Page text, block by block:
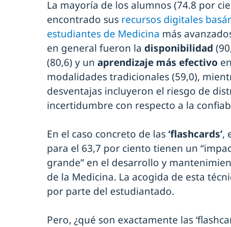
La mayoría de los alumnos (74.8 por
encontrado sus recursos digitales
estudiantes de Medicina más
en general fueron la disponibilidad
(80,6) y un aprendizaje más efectivo
modalidades tradicionales (59,0),
desventajas incluyeron el riesgo de
incertidumbre con respecto a la
En el caso concreto de las‘flashcards’,
para el 63,7 por ciento tienen un
grande” en el desarrollo y
de la Medicina. La acogida de esta
por parte del estudiantado.
Pero, ¿qué son exactamente las